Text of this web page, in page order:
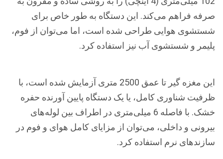
صرفه فراهم می‌کند. این دستگاه به طور خاص برای
شستشوی هوایی طراحی شده است، اما می‌توان از فوم،
پلیمر و شستشوی آب نیز استفاده کرد.
این مغزه گیر تا عمق 2500 متری آزمایش شده است، با
ظرفیت شناوری کامل، یا یک دستگاه پایین آورنده حفره
خشک. با فاصله 6 میلی‌متری در اطراف بین لوله‌های
بیرونی و داخلی، می‌توان از مزایای کامل هوای و فوم در
سازندهای نرم استفاده کرد.